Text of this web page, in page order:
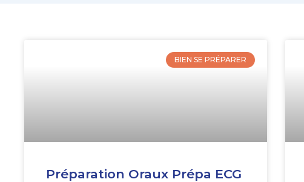
BIEN SE PRÉPARER
Préparation Oraux Prépa ECG